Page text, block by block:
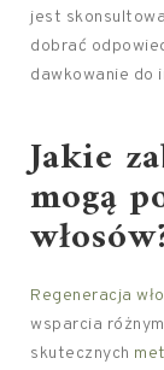
jest
dobrać
dawkowanie do
Jakie
mogą
Regeneracja
wsparcia
skutecznych